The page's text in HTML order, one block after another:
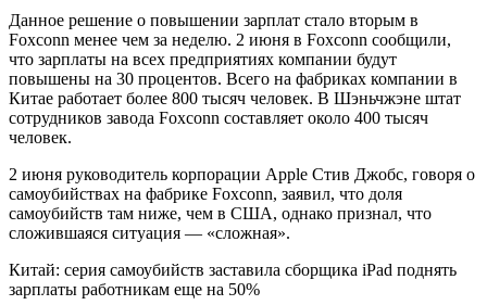
Данное решение о повышении зарплат стало вторым в
Foxconn менее чем за неделю. 2 июня в Foxconn сообщили,
что зарплаты на всех предприятиях компании будут
повышены на 30 процентов. Всего на фабриках компании в
Китае работает более 800 тысяч человек. В Шэньчжэне штат
сотрудников завода Foxconn составляет около 400 тысяч
человек.
2 июня руководитель корпорации Apple Стив Джобс, говоря о
самоубийствах на фабрике Foxconn, заявил, что доля
самоубийств там ниже, чем в США, однако признал, что
сложившаяся ситуация — «сложная».
Китай: серия самоубийств заставила сборщика iPad поднять
зарплаты работникам еще на 50%